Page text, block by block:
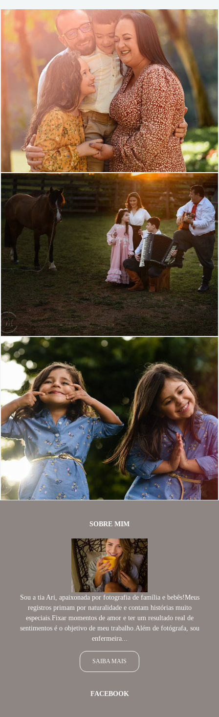
483 0
1013 0
0
SOBRE MIM
Sou a tia Ari, apaixonada por fotografia de família e bebês!Meus
registros primam por naturalidade e contam histórias muito
especiais.Fixar momentos de amor e ter um resultado real de
sentimentos é o objetivo de meu trabalho.Além de fotógrafa, sou
enfermeira...
SAIBA MAIS
FACEBOOK